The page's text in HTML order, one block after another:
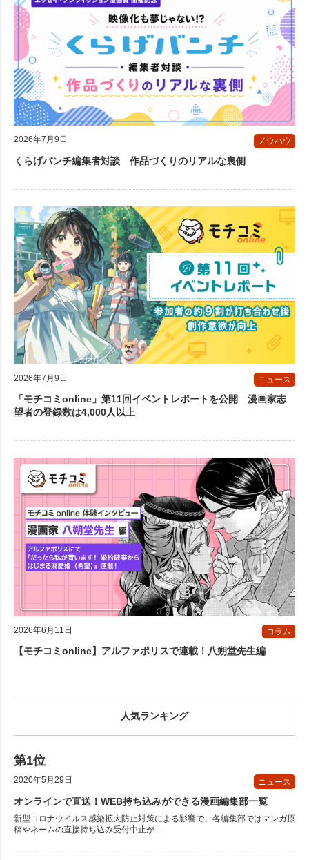
2026年7月9日 ノウハウ
くらげバンチ編集者対談 作品づくりのリアルな裏側
2026年7月9日 ニュース
「モチコミonline」第11回イベントレポートを公開 漫画家志
望者の登録数は4,000人以上
2026年6月11日 コラム
【モチコミonline】アルファポリスで連載！八朔堂先生編
人気ランキング
2020年5月29日 ニュース
オンラインで直送！WEB持ち込みができる漫画編集部一覧
新型コロナウイルス感染拡大防止対策による影響で、各編集部ではマンガ原
稿やネームの直接持ち込み受付中止が...